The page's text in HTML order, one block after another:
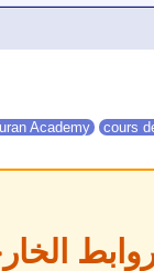
Academy cours